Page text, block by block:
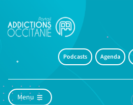
Podcasts Agenda
Menu